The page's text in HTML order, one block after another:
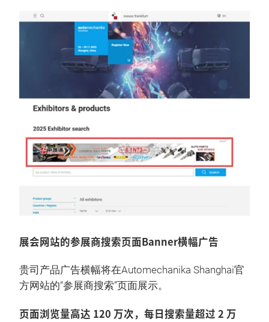
展会网站的参展商搜索页面Banner横幅广告
贵司产品广告横幅将在Automechanika Shanghai官
方网站的“参展商搜索”页面展示。
页面浏览量高达 120 万次，每日搜索量超过 2 万